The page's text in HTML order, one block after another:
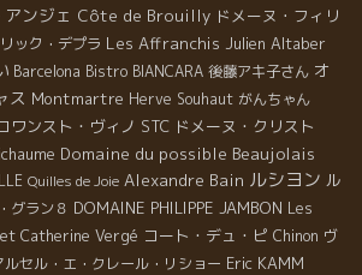
アンジェ Côte de Brouilly ドメーヌ・フィリ
ック・デプラ Les Affranchis Julien Altaber
Barcelona Bistro BIANCARA 後藤アキ子さん オ
ス Montmartre Herve Souhaut がんちゃん
ワンスト・ヴィノ STC ドメーヌ・クリスト
Domaine du possible Beaujolais
Quilles de Joie Alexandre Bain ルシヨン ル
グラン８ DOMAINE PHILIPPE JAMBON Les
Catherine Vergé コート・デュ・ピ Chinon ヴ
ルセル・エ・クレール・リショー Eric KAMM